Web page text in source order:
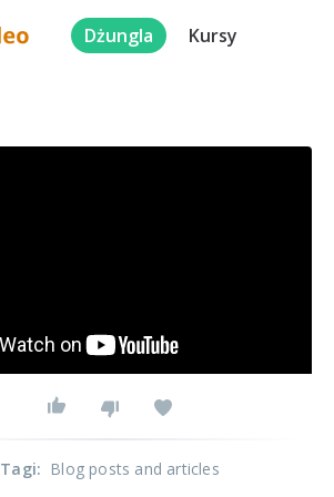
Dżungla Kursy
Tagi: Blog posts and articles